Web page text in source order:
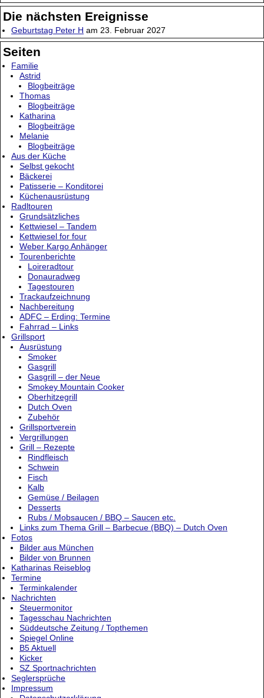
Die nächsten Ereignisse
Geburtstag Peter H am 23. Februar 2027
Seiten
Familie
Astrid
Blogbeiträge
Thomas
Blogbeiträge
Katharina
Blogbeiträge
Melanie
Blogbeiträge
Aus der Küche
Selbst gekocht
Bäckerei
Patisserie – Konditorei
Küchenausrüstung
Radltouren
Grundsätzliches
Kettwiesel – Tandem
Kettwiesel for four
Weber Kargo Anhänger
Tourenberichte
Loireradtour
Donauradweg
Tagestouren
Trackaufzeichnung
Nachbereitung
ADFC – Erding: Termine
Fahrrad – Links
Grillsport
Ausrüstung
Smoker
Gasgrill
Gasgrill – der Neue
Smokey Mountain Cooker
Oberhitzegrill
Dutch Oven
Zubehör
Grillsportverein
Vergrillungen
Grill – Rezepte
Rindfleisch
Schwein
Fisch
Kalb
Gemüse / Beilagen
Desserts
Rubs / Mobsaucen / BBQ – Saucen etc.
Links zum Thema Grill – Barbecue (BBQ) – Dutch Oven
Fotos
Bilder aus München
Bilder von Brunnen
Katharinas Reiseblog
Termine
Terminkalender
Nachrichten
Steuermonitor
Tagesschau Nachrichten
Süddeutsche Zeitung / Topthemen
Spiegel Online
B5 Aktuell
Kicker
SZ Sportnachrichten
Seglersprüche
Impressum